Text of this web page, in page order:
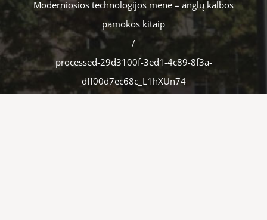
Moderniosios technologijos mene – anglų kalbos
pamokos kitaip
/
processed-29d3100f-3ed1-4c89-8f3a-
dff00d7ec68c_L1hXUn74